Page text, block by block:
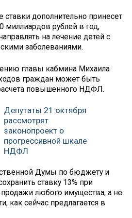
дополнительно принесет
миллиардов рублей в год,
на лечение детей с
заболеваниями.
главы кабмина Михаила
граждан может быть
повышенного НДФЛ.
Депутаты 21 октября
рассмотрят
законопроект о
прогрессивной шкале
НДФЛ
Думы по бюджету и
ставку 13% при
продажи любого имущества, а не
как сейчас предлагается в